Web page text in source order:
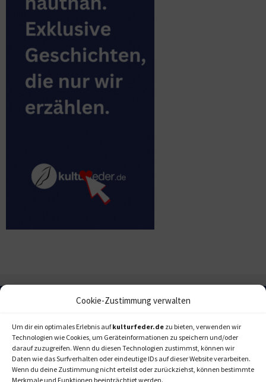
Cookie-Zustimmung verwalten
Um dir ein optimales Erlebnis aufkulturfeder.de zu bieten, verwenden wir
Technologien wie Cookies, um Geräteinformationen zu speichern und/oder
darauf zuzugreifen. Wenn du diesen Technologien zustimmst, können wir
Daten wie das Surfverhalten oder eindeutige IDs auf dieser Website verarbeiten.
Wenn du deine Zustimmung nicht erteilst oder zurückziehst, können bestimmte
Merkmale und Funktionen beeinträchtigt werden.